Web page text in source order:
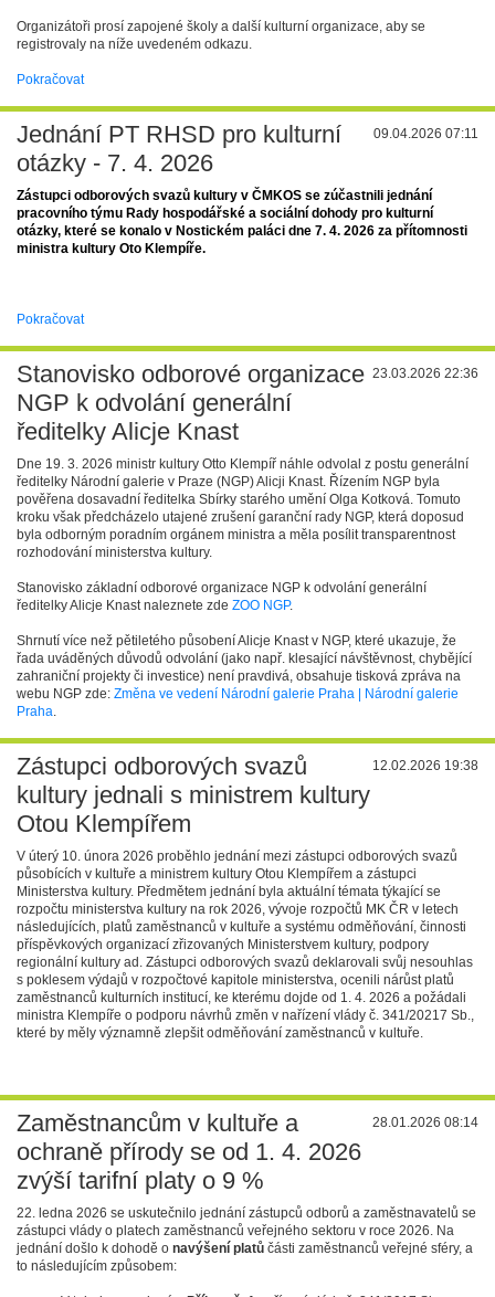
Organizátoři prosí zapojené školy a další kulturní organizace, aby se
registrovaly na níže uvedeném odkazu.
Pokračovat
Jednání PT RHSD pro kulturní
otázky - 7. 4. 2026
09.04.2026 07:11
Zástupci odborových svazů kultury v ČMKOS se zúčastnili jednání
pracovního týmu Rady hospodářské a sociální dohody pro kulturní
otázky, které se konalo v Nostickém paláci dne 7. 4. 2026 za přítomnosti
ministra kultury Oto Klempíře.
Pokračovat
Stanovisko odborové organizace
NGP k odvolání generální
ředitelky Alicje Knast
23.03.2026 22:36
Dne 19. 3. 2026 ministr kultury Otto Klempíř náhle odvolal z postu generální
ředitelky Národní galerie v Praze (NGP) Alicji Knast. Řízením NGP byla
pověřena dosavadní ředitelka Sbírky starého umění Olga Kotková. Tomuto
kroku však předcházelo utajené zrušení garanční rady NGP, která doposud
byla odborným poradním orgánem ministra a měla posílit transparentnost
rozhodování ministerstva kultury.
Stanovisko základní odborové organizace NGP k odvolání generální
ředitelky Alicje Knast naleznete zde ZOO NGP.
Shrnutí více než pětiletého působení Alicje Knast v NGP, které ukazuje, že
řada uváděných důvodů odvolání (jako např. klesající návštěvnost, chybějící
zahraniční projekty či investice) není pravdivá, obsahuje tisková zpráva na
webu NGP zde: Změna ve vedení Národní galerie Praha | Národní galerie
Praha
Zástupci odborových svazů
kultury jednali s ministrem kultury
Otou Klempířem
12.02.2026 19:38
V úterý 10. února 2026 proběhlo jednání mezi zástupci odborových svazů
působících v kultuře a ministrem kultury Otou Klempířem a zástupci
Ministerstva kultury. Předmětem jednání byla aktuální témata týkající se
rozpočtu ministerstva kultury na rok 2026, vývoje rozpočtů MK ČR v letech
následujících, platů zaměstnanců v kultuře a systému odměňování, činnosti
příspěvkových organizací zřizovaných Ministerstvem kultury, podpory
regionální kultury ad. Zástupci odborových svazů deklarovali svůj nesouhlas
s poklesem výdajů v rozpočtové kapitole ministerstva, ocenili nárůst platů
zaměstnanců kulturních institucí, ke kterému dojde od 1. 4. 2026 a požádali
ministra Klempíře o podporu návrhů změn v nařízení vlády č. 341/20217 Sb.,
které by měly významně zlepšit odměňování zaměstnanců v kultuře.
Zaměstnancům v kultuře a
ochraně přírody se od 1. 4. 2026
zvýší tarifní platy o 9 %
28.01.2026 08:14
22. ledna 2026 se uskutečnilo jednání zástupců odborů a zaměstnavatelů se
zástupci vlády o platech zaměstnanců veřejného sektoru v roce 2026. Na
jednání došlo k dohodě o navýšení platů části zaměstnanců veřejné sféry, a
to následujícím způsobem: